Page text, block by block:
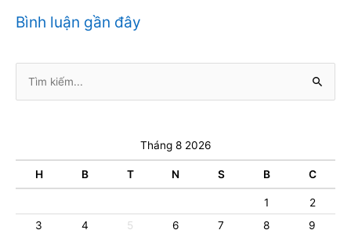
Bình luận gần đây
kiếm:
Tháng 8 2026
H B T N S B C
1
2
3
4 5 6 7 8 9